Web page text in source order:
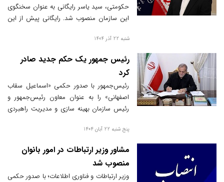
حکومتی، سید یاسر رایگانی به عنوان سخنگوی
این سازمان منصوب شد. رایگانی پیش از این
برعهده داشته است.
شنبه 22 آذر 1404
رئیس جمهور یک حکم جدید صادر
کرد
رئیس‌جمهور با صدور حکمی «اسماعیل سقاب
اصفهانی» را به عنوان معاون رئیس‌جمهور و
رئیس سازمان بهینه سازی و مدیریت راهبردی
پنج شنبه 22 آبان 1404
مشاور وزیر ارتباطات در امور بانوان
منصوب شد
وزیر ارتباطات و فناوری اطلاعات؛ با صدور حکمی